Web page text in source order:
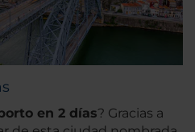
en 2 días? Gracias a